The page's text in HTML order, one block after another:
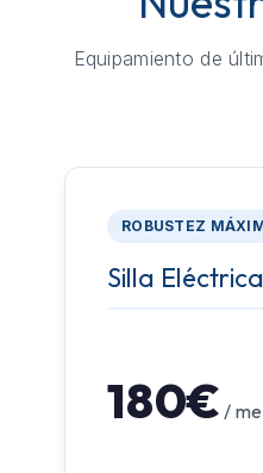
Equipamiento de
ROBUSTEZ
Silla
180€ /